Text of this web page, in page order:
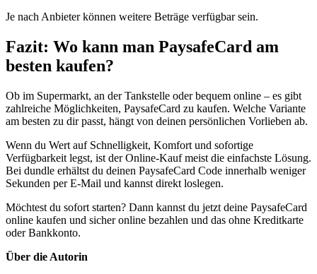
Je nach Anbieter können weitere Beträge verfügbar sein.
Fazit: Wo kann man PaysafeCard am
besten kaufen?
Ob im Supermarkt, an der Tankstelle oder bequem online – es gibt
zahlreiche Möglichkeiten, PaysafeCard zu kaufen. Welche Variante
am besten zu dir passt, hängt von deinen persönlichen Vorlieben ab.
Wenn du Wert auf Schnelligkeit, Komfort und sofortige
Verfügbarkeit legst, ist der Online-Kauf meist die einfachste Lösung.
Bei dundle erhältst du deinen PaysafeCard Code innerhalb weniger
Sekunden per E-Mail und kannst direkt loslegen.
Möchtest du sofort starten? Dann kannst du jetzt deine PaysafeCard
online kaufen und sicher online bezahlen und das ohne Kreditkarte
oder Bankkonto.
Über die Autorin